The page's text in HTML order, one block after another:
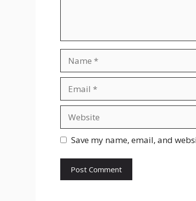
Save my name, email, and